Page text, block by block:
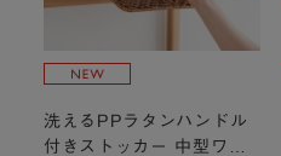
洗えるPPラタンハンドル
付きストッカー 中型ワイ